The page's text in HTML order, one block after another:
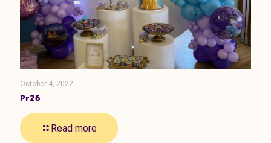
October 4, 2022
Pr26
Read more